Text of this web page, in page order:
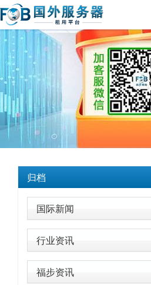
归档
国际新闻
行业资讯
福步资讯